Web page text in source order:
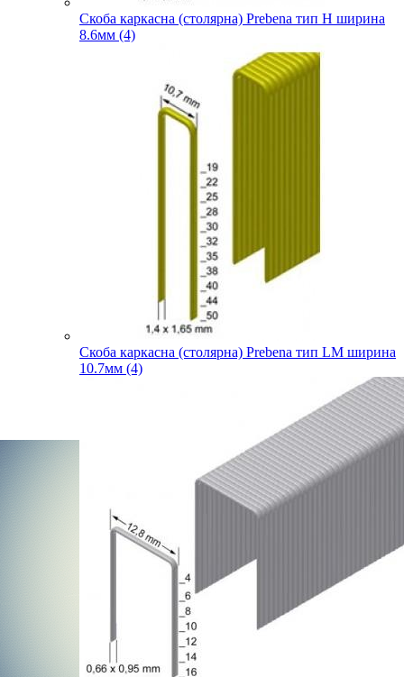
Скоба каркасна (столярна) Prebena тип H ширина
8.6мм (4)
Скоба каркасна (столярна) Prebena тип LM ширина
10.7мм (4)